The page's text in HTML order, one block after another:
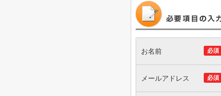
必須
お名前
必須
メールアドレス